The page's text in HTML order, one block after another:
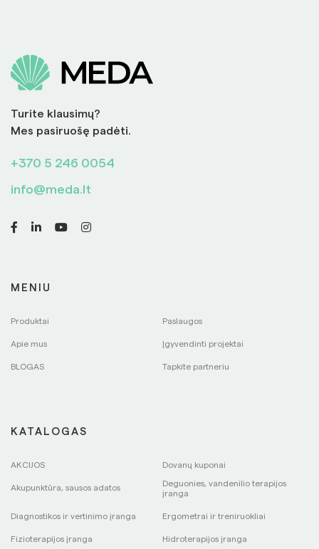
Turite klausimų?
Mes pasiruošę padėti.
+370 5 246 0054
info@meda.lt
MENIU
Produktai Paslaugos
Apie mus Įgyvendinti projektai
BLOGAS Tapkite partneriu
KATALOGAS
AKCIJOS Dovanų kuponai
Akupunktūra, sausos adatos
Deguonies, vandenilio terapijos
įranga
Diagnostikos ir vertinimo įranga Ergometrai ir treniruokliai
Fizioterapijos įranga Hidroterapijos įranga